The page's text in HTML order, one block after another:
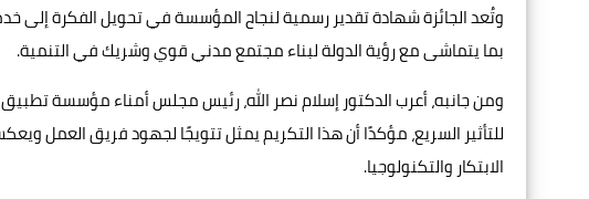
وتُعد الجائزة شهادة تقدير رسمية لنجاح المؤسسة في تحويل الفكرة إلى
بما يتماشى مع رؤية الدولة لبناء مجتمع مدني قوي وشريك في التنمية.
ومن جانبه، أعرب الدكتور إسلام نصر الله، رئيس مجلس أمناء مؤسسة تطبيق
للتأثير السريع، مؤكدًا أن هذا التكريم يمثل تتويجًا لجهود فريق العمل
الابتكار والتكنولوجيا.